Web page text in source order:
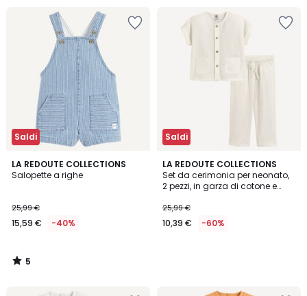
Saldi
LA REDOUTE COLLECTIONS
Salopette a righe
25,99 €
15,59 € -40%
5
/
5
/
Saldi
LA REDOUTE COLLECTIONS
Set da cerimonia per neonato,
2 pezzi, in garza di cotone e
25,99 €
10,39 € -60%